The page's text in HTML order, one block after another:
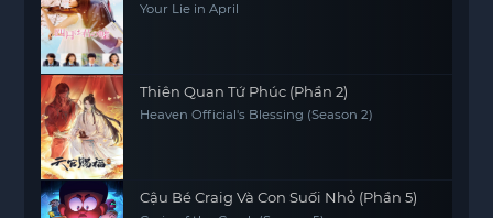
Your Lie in April
Thiên Quan Tứ Phúc (Phần 2)
Heaven Official's Blessing (Season 2)
Cậu Bé Craig Và Con Suối Nhỏ (Phần 5)